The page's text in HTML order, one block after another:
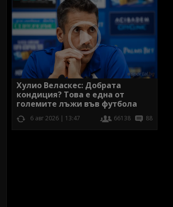
Хулио Веласкес: Добрата
кондиция? Това е една от
големите лъжи във футбола
6 авг 2026 | 13:47 66138 88